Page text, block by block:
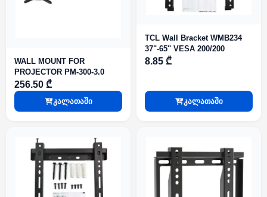
WALL MOUNT FOR
PROJECTOR PM-300-3.0
256.50 ₾
კალათაში
TCL Wall Bracket WMB234
37"-65'' VESA 200/200
8.85 ₾
კალათაში